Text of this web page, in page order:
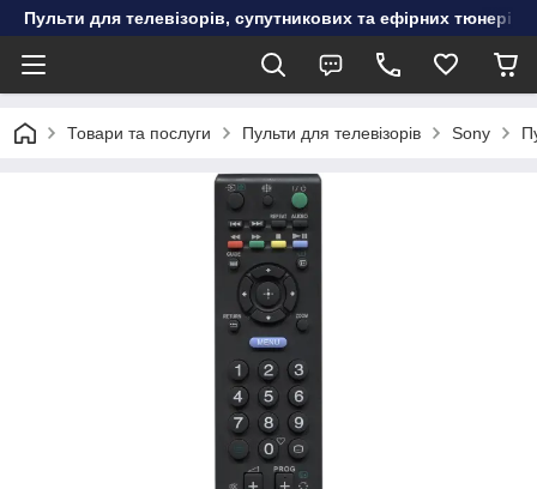
Пульти для телевізорів, супутникових та ефірних тюнерів,
Товари та послуги Пульти для телевізорів Sony